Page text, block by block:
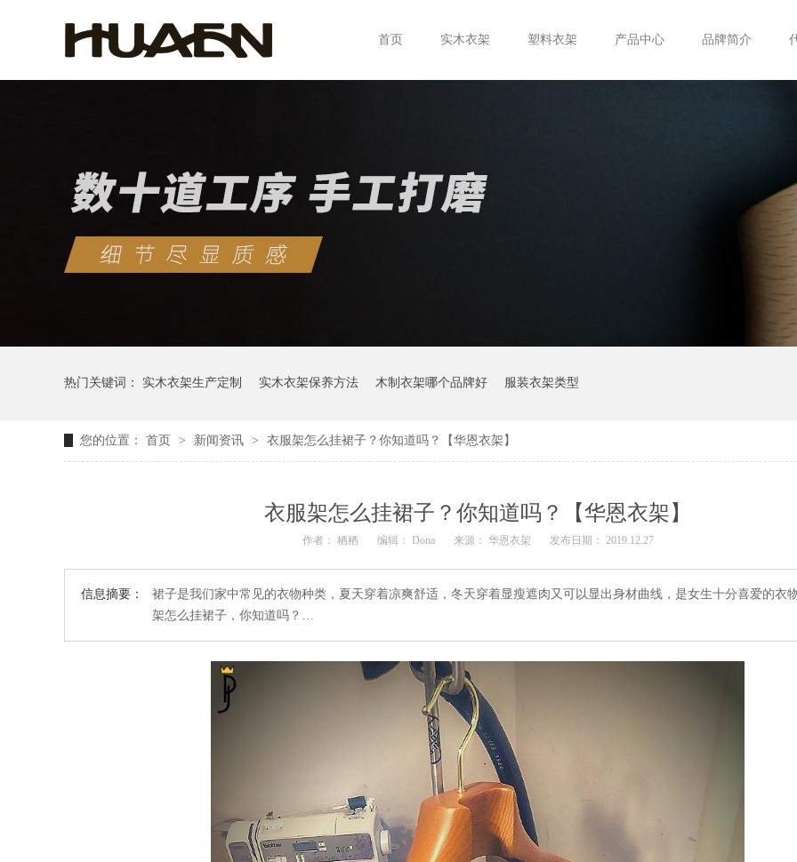
首页 实木衣架 塑料衣架 产品中心 品牌简介
热门关键词： 实木衣架生产定制 实木衣架保养方法 木制衣架哪个品牌好 服装衣架类型
您的位置： 首页 > 新闻资讯 > 衣服架怎么挂裙子？你知道吗？【华恩衣架】
衣服架怎么挂裙子？你知道吗？【华恩衣架】
作者： 栖栖 编辑： Dona 来源： 华恩衣架 发布日期： 2019.12.27
信息摘要：
裙子是我们家中常见的衣物种类，夏天穿着凉爽舒适，冬天穿着显瘦遮肉又可以显出身材曲线，是女生十分喜爱的衣
架怎么挂裙子，你知道吗？…